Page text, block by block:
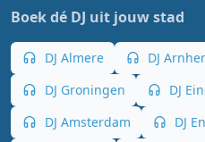
Boek dé DJ uit jouw stad
DJ Almere DJ
DJ Groningen
DJ
DJ Amsterdam
DJ